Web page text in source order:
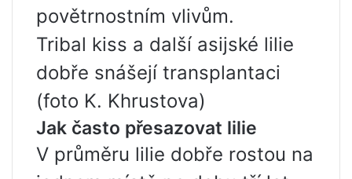
povětrnostním vlivům.
Tribal kiss a další asijské lilie
dobře snášejí transplantaci
(foto K. Khrustova)
Jak často přesazovat lilie
V průměru lilie dobře rostou na